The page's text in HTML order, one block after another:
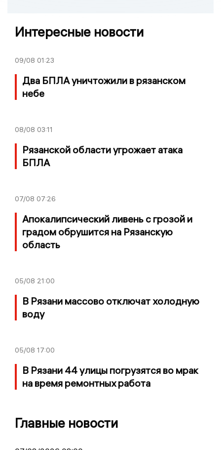
Интересные новости
09/08 01:23
Два БПЛА уничтожили в рязанском
небе
08/08 03:11
Рязанской области угрожает атака
БПЛА
07/08 07:26
Апокалипсический ливень с грозой и
градом обрушится на Рязанскую
область
05/08 21:00
В Рязани массово отключат холодную
воду
05/08 17:00
В Рязани 44 улицы погрузятся во мрак
на время ремонтных работа
Главные новости